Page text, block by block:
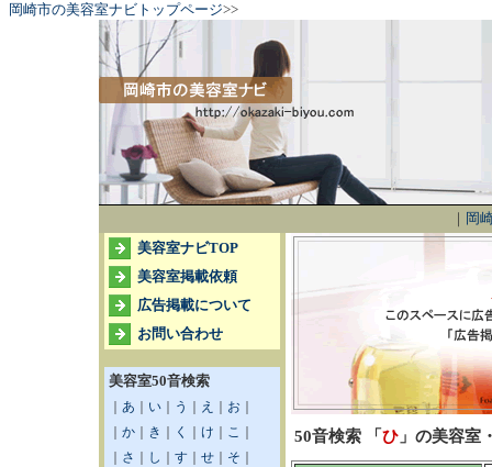
岡崎市の美容室ナビトップページ>>
｜ 岡
美容室ナビTOP
美容室掲載依頼
広告掲載について
お問い合わせ
美容室50音検索
あ い う え お
か き く け こ
さ し す せ そ
50音検索 「 ひ 」の美容室